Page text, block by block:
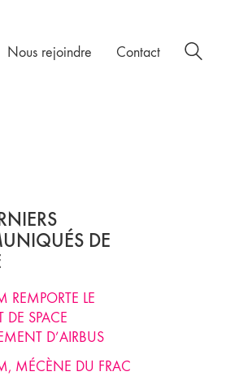
Nous rejoindre Contact
DE
REMPORTE LE
DE SPACE
D’AIRBUS
MÉCÈNE DU FRAC